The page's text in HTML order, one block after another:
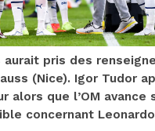
aurait pris des
(Nice). Igor Tudor
alors que l’OM avance
concernant